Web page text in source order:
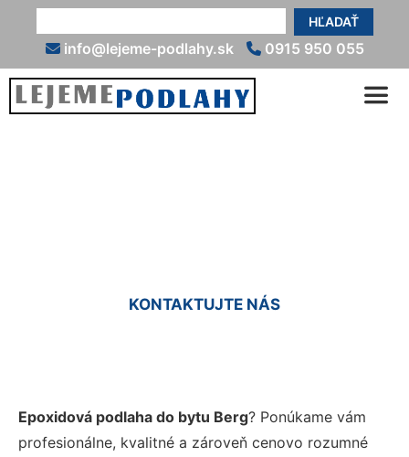
HĽADAŤ
info@lejeme-podlahy.sk 0915 950 055
KONTAKTUJTE NÁS
Epoxidová podlaha do bytu Berg? Ponúkame vám
profesionálne, kvalitné a zároveň cenovo rozumné